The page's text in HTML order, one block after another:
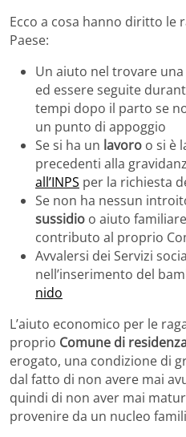
Ecco a cosa hanno diritto le
Paese:
Un aiuto nel trovare una
ed essere seguite
tempi dopo il parto se
un punto di appoggio
Se si ha un lavoro o si è
precedenti alla
all’INPS per la richiesta
Se non ha nessun
sussidio o aiuto
contributo al proprio
Avvalersi dei Servizi
nell’inserimento del
nido
L’aiuto economico per le
proprio Comune di
erogato, una condizione di
dal fatto di non avere mai
quindi di non aver mai
provenire da un nucleo